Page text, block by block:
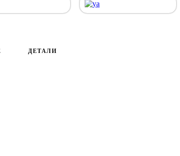
ДЕТАЛИ